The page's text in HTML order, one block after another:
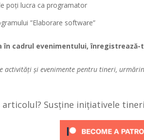
poți lucra ca programator
”Elaborare software”
în cadrul evenimentului, înregistrează-
activități și evenimente pentru tineri,
Susține inițiativele